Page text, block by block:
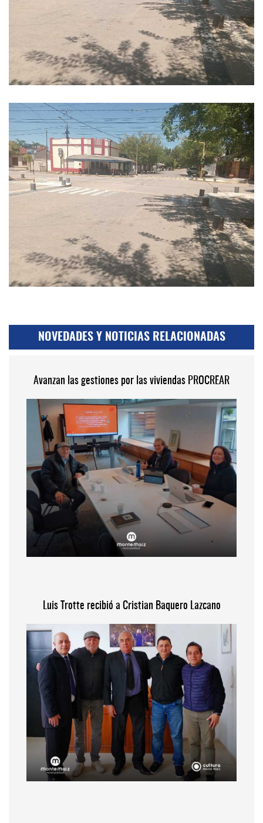
NOVEDADES Y NOTICIAS RELACIONADAS
Avanzan las gestiones por las viviendas PROCREAR
Luis Trotte recibió a Cristian Baquero Lazcano